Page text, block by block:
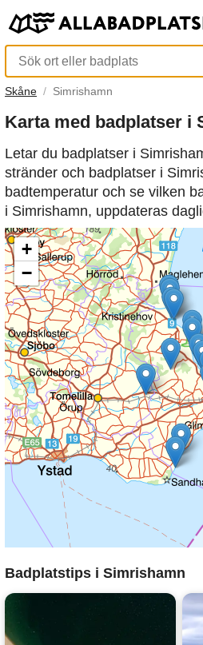
Skåne Simrishamn
Karta med badplatser i
Letar du badplatser i
stränder och badplatser i
badtemperatur och se vilken
i Simrishamn, uppdateras
+
−
Badplatstips i Simrishamn